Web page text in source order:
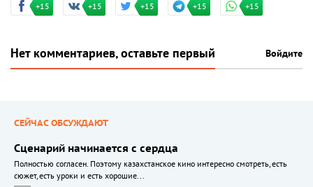
+15 +15 +15 +15 +15
Нет комментариев, оставьте первый Войдите
СЕЙЧАС ОБСУЖДАЮТ
Сценарий начинается с сердца
Полностью согласен. Поэтому казахстанское кино интересно смотреть, есть
сюжет, есть уроки и есть хорошие...